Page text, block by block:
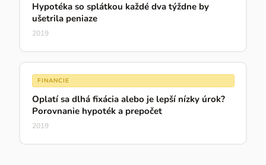
Hypotéka so splátkou každé dva týždne by
ušetrila peniaze
2019
FINANCIE
Oplatí sa dlhá fixácia alebo je lepší nízky úrok?
Porovnanie hypoték a prepočet
2019